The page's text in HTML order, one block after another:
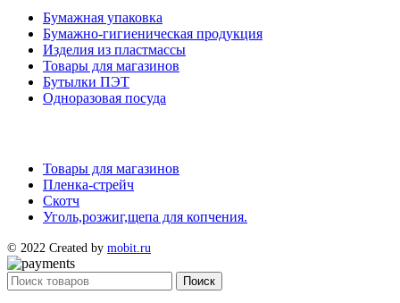
Бумажная упаковка
Бумажно-гигиеническая продукция
Изделия из пластмассы
Товары для магазинов
Бутылки ПЭТ
Одноразовая посуда
Товары для магазинов
Пленка-стрейч
Скотч
Уголь,розжиг,щепа для копчения.
© 2022 Created by mobit.ru
Поиск